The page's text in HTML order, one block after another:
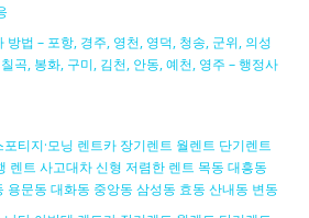
방법 – 포항, 경주, 영천, 영덕, 청송, 군위, 의성
곡, 봉화, 구미, 김천, 안동, 예천, 영주 – 행정사
티지·모닝 렌트카 장기렌트 월렌트 단기렌트
렌트 사고대차 신형 저렴한 렌트 목동 대흥동
용문동 대화동 중앙동 삼성동 효동 산내동 변동